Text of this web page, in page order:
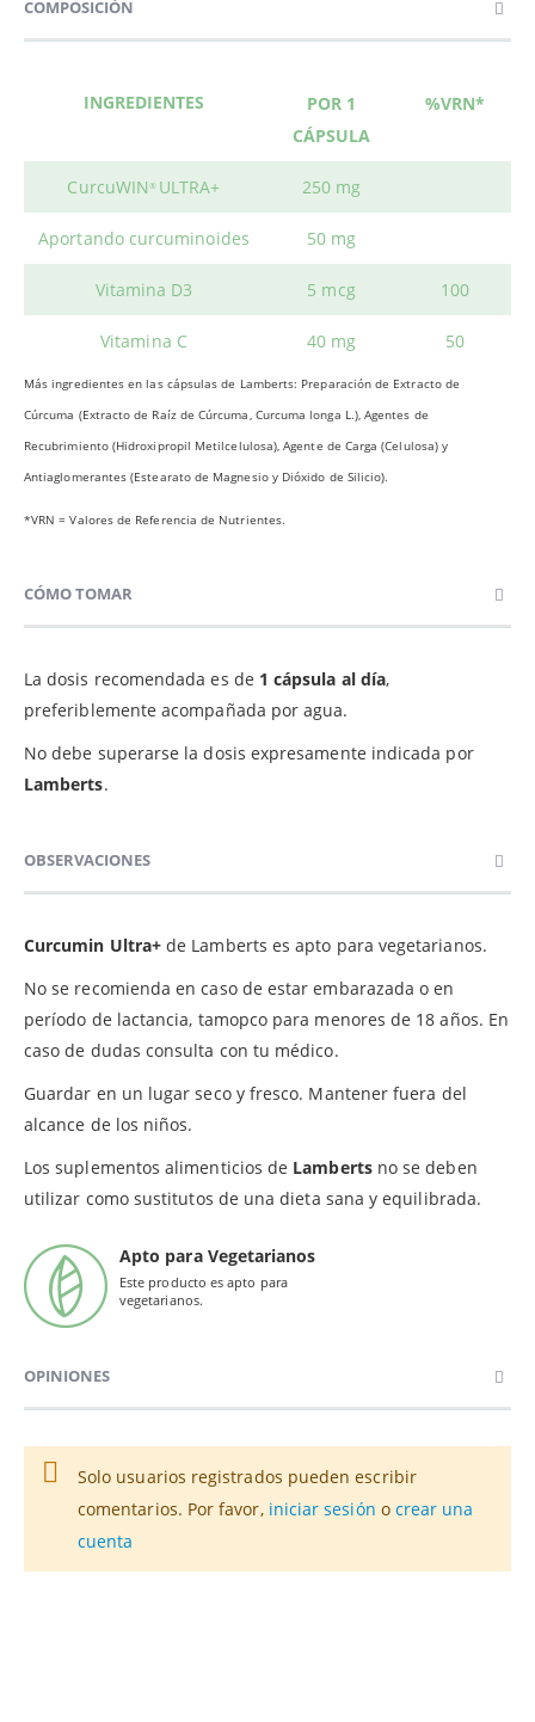
COMPOSICIÓN
INGREDIENTES
POR 1
CÁPSULA
%VRN*
CurcuWIN ® ULTRA+ 250 mg
Aportando curcuminoides 50 mg
Vitamina D3 5 mcg 100
Vitamina C 40 mg 50
Más ingredientes en las cápsulas de Lamberts: Preparación de Extracto de
Cúrcuma (Extracto de Raíz de Cúrcuma, Curcuma longa L.), Agentes de
Recubrimiento (Hidroxipropil Metilcelulosa), Agente de Carga (Celulosa) y
Antiaglomerantes (Estearato de Magnesio y Dióxido de Silicio).
*VRN = Valores de Referencia de Nutrientes.
CÓMO TOMAR
La dosis recomendada es de 1 cápsula al día,
preferiblemente acompañada por agua.
No debe superarse la dosis expresamente indicada por
Lamberts.
OBSERVACIONES
Curcumin Ultra+ de Lamberts es apto para vegetarianos.
No se recomienda en caso de estar embarazada o en
período de lactancia, tamopco para menores de 18 años. En
caso de dudas consulta con tu médico.
Guardar en un lugar seco y fresco. Mantener fuera del
alcance de los niños.
Los suplementos alimenticios de Lambertsno se deben
utilizar como sustitutos de una dieta sana y equilibrada.
Apto para Vegetarianos
Este producto es apto para
vegetarianos.
OPINIONES
Solo usuarios registrados pueden escribir
comentarios. Por favor, iniciar sesión o crear una
cuenta